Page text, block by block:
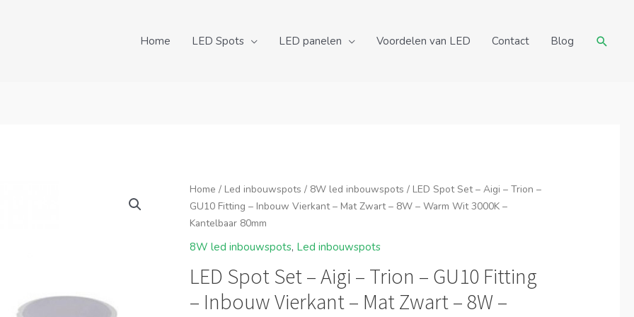
Home LED Spots LED panelen Voordelen van LED Contact Blog
Home / Led inbouwspots / 8W led inbouwspots / LED Spot Set – Aigi – Trion –
GU10 Fitting – Inbouw Vierkant – Mat Zwart – 8W – Warm Wit 3000K –
Kantelbaar 80mm
8W led inbouwspots, Led inbouwspots
LED Spot Set – Aigi – Trion – GU10 Fitting
– Inbouw Vierkant – Mat Zwart – 8W –